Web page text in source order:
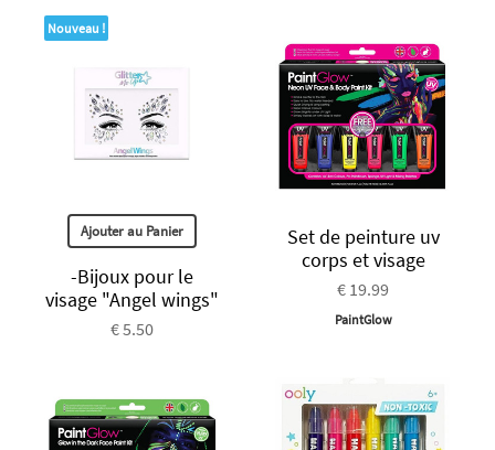
Nouveau !
Ajouter au Panier
-Bijoux pour le
visage "Angel wings"
€ 5.50
Set de peinture uv
corps et visage
€ 19.99
PaintGlow